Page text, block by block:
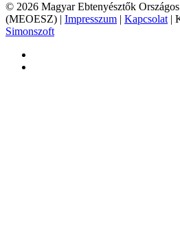
© 2026 Magyar Ebtenyésztők
(MEOESZ) | Impresszum | Kapcsolat |
Simonszoft